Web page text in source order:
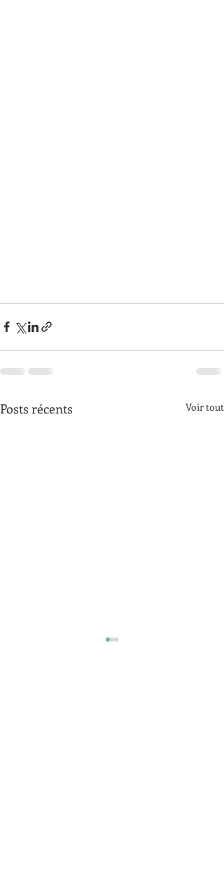
Posts récents Voir tout